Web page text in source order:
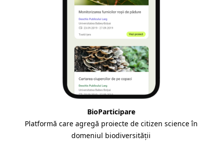
BioParticipare
Platformă care agregă proiecte de citizen science în
domeniul biodiversității